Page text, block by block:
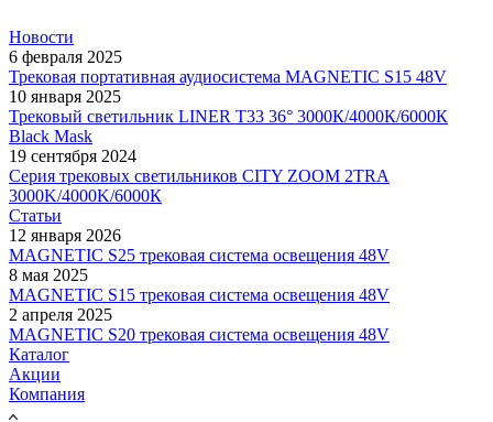
Новости
6 февраля 2025
Трековая портативная аудиосистема MAGNETIC S15 48V
10 января 2025
Трековый светильник LINER T33 36° 3000К/4000К/6000К
Black Mask
19 сентября 2024
Серия трековых светильников CITY ZOOM 2TRA
3000K/4000K/6000К
Статьи
12 января 2026
MAGNETIC S25 трековая система освещения 48V
8 мая 2025
MAGNETIC S15 трековая система освещения 48V
2 апреля 2025
MAGNETIC S20 трековая система освещения 48V
Каталог
Акции
Компания